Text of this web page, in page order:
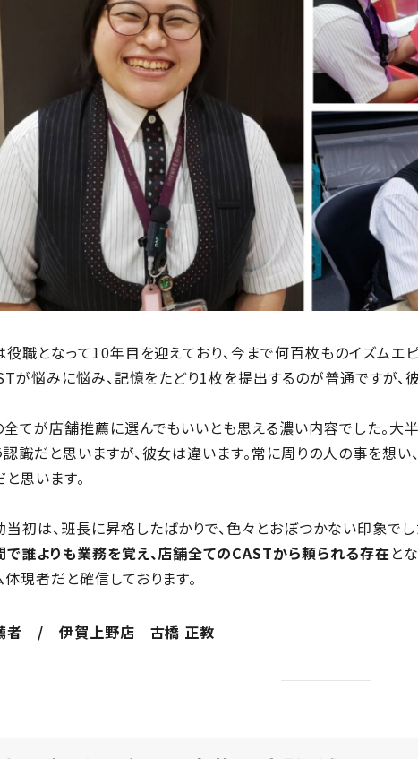
役職となって10年目を迎えており、今まで何百枚ものイズムエ
が悩みに悩み、記憶をたどり1枚を提出するのが普通ですが、
全てが店舗推薦に選んでもいいとも思える濃い内容でした。大
認識だと思いますが、彼女は違います。常に周りの人の事を想
思います。
当初は、班長に昇格したばかりで、色々とおぼつかない印象でし
で誰よりも業務を覚え、店舗全てのCASTから頼られる存在と
体現者だと確信しております。
者 / 伊賀上野店 古橋 正教